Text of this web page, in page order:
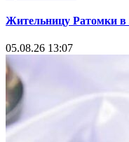
Жительницу Ратомки в
05.08.26 13:07